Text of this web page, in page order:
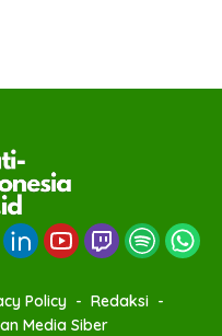
Policy
Redaksi
Media Siber